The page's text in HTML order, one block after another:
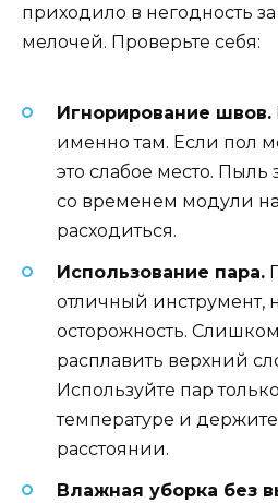
приходило в негодность за
мелочей. Проверьте себя:
Игнорирование швов.
именно там. Если пол
это слабое место. Пыль
со временем модули
расходиться.
Использование пара.
отличный инструмент,
осторожность.
расплавить верхний
Используйте пар
температуре и
расстоянии.
Влажная уборка без